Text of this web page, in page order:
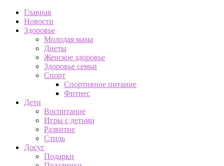
Главная
Новости
Здоровье
Молодая мама
Диеты
Женское здоровье
Здоровье семьи
Спорт
Спортивное питание
Фитнес
Дети
Воспитание
Игры с детьми
Развитие
Стиль
Досуг
Подарки